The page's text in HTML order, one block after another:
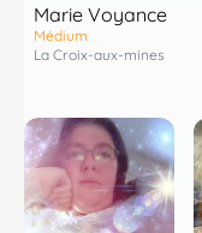
Marie Voyance
Médium
La Croix-aux-mines